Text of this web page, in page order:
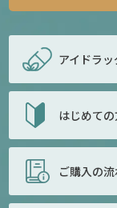
アイドラ
はじめて
ご購入の